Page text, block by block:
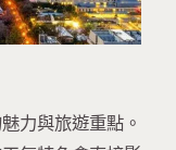
力與旅遊重點。